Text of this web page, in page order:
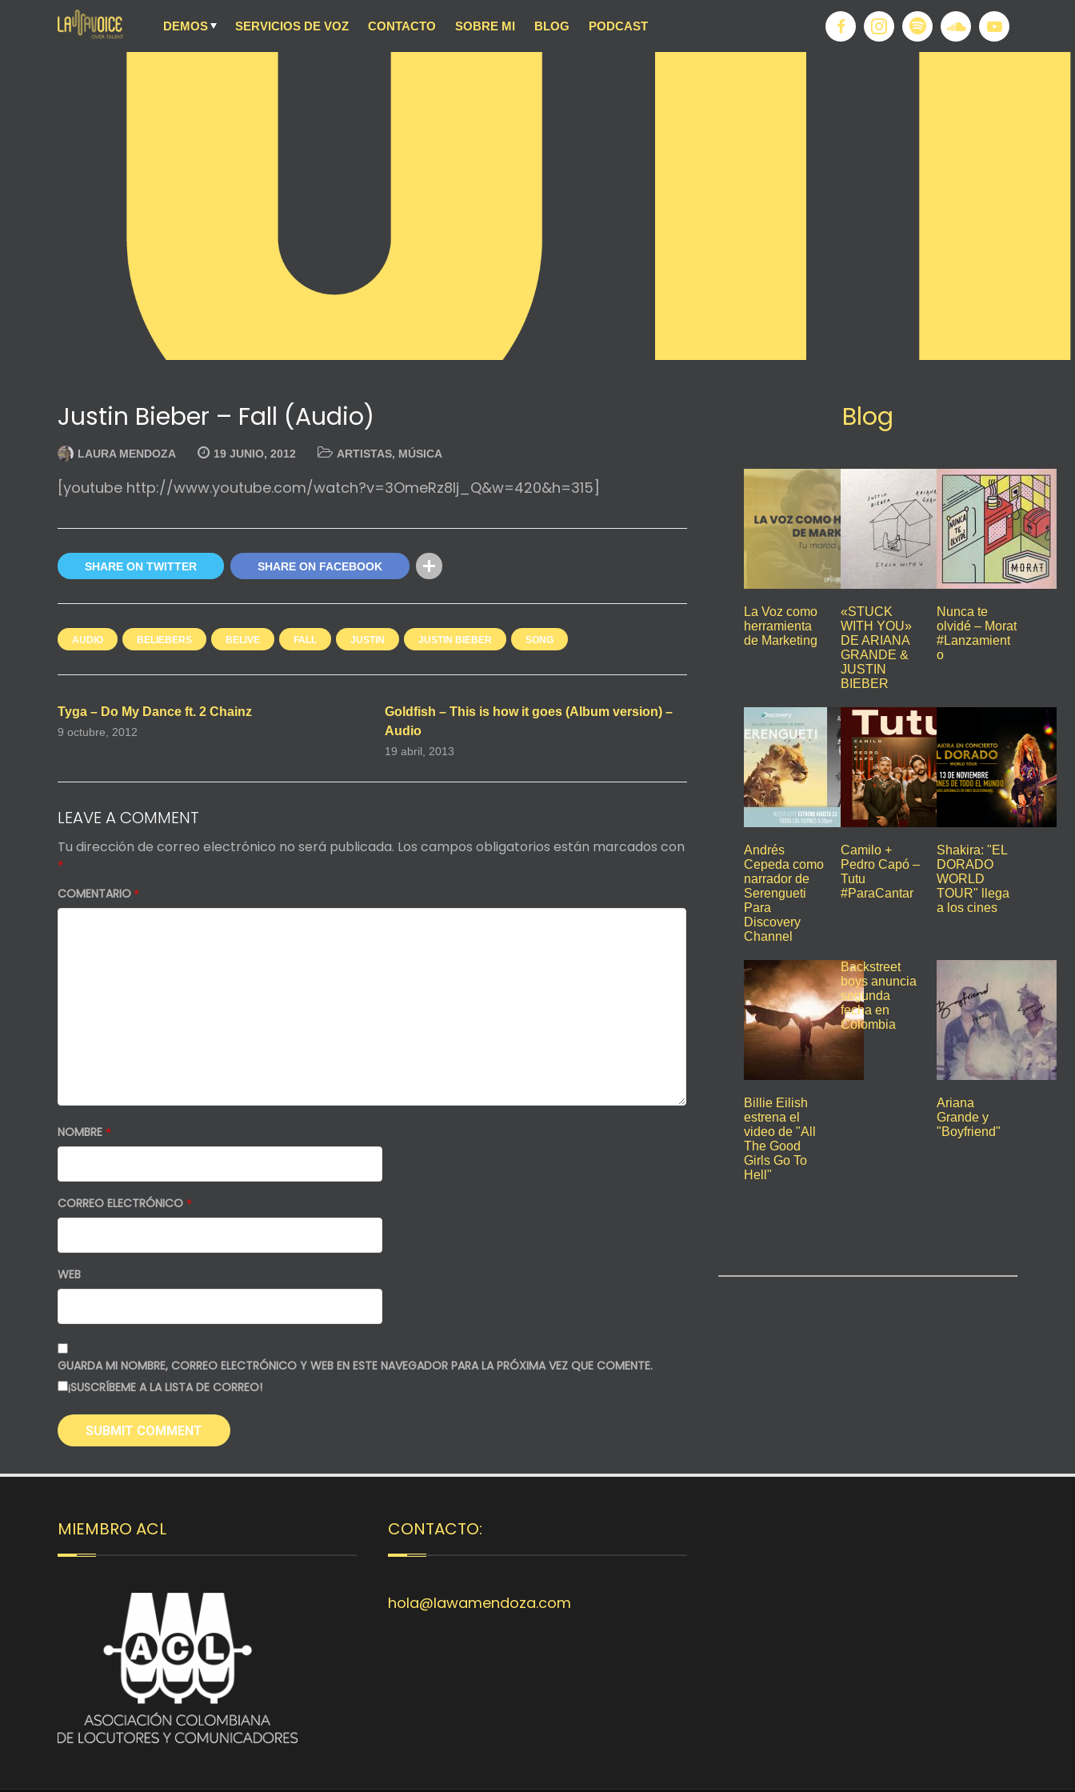
DEMOS SERVICIOS DE VOZ CONTACTO SOBRE MI BLOG PODCAST
Justin Bieber – Fall (Audio)
LAURA MENDOZA 19 JUNIO, 2012 ARTISTAS, MÚSICA
[youtube http://www.youtube.com/watch?v=3OmeRz8lj_Q&w=420&h=315]
SHARE ON TWITTER SHARE ON FACEBOOK
AUDIO BELIEBERS BELIVE FALL JUSTIN JUSTIN BIEBER SONG
Tyga – Do My Dance ft. 2 Chainz
9 octubre, 2012
Goldfish – This is how it goes (Album version) –
Audio
19 abril, 2013
LEAVE A COMMENT
Tu dirección de correo electrónico no será publicada. Los campos obligatorios están marcados con
*
COMENTARIO*
NOMBRE *
CORREO ELECTRÓNICO *
WEB
GUARDA MI NOMBRE, CORREO ELECTRÓNICO Y WEB EN ESTE NAVEGADOR PARA LA PRÓXIMA VEZ QUE COMENTE.
¡SUSCRÍBEME A LA LISTA DE CORREO!
Blog
La Voz como
herramienta
de Marketing
«STUCK
WITH YOU»
DE ARIANA
GRANDE &
JUSTIN
BIEBER
Nunca te
olvidé – Morat
#Lanzamient
o
Andrés
Cepeda como
narrador de
Serengueti
Para
Discovery
Channel
Camilo +
Pedro Capó –
Tutu
#ParaCantar
Shakira: "EL
DORADO
WORLD
TOUR" llega
a los cines
Billie Eilish
estrena el
video de "All
The Good
Girls Go To
Hell"
Backstreet
boys anuncia
segunda
fecha en
Colombia
Ariana
Grande y
"Boyfriend"
MIEMBRO ACL CONTACTO:
hola@lawamendoza.com